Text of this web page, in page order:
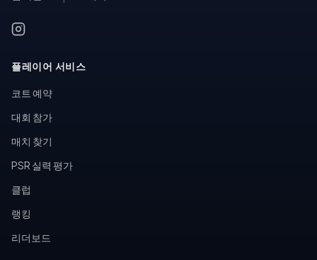
플레이어 서비스
코트 예약
대회 참가
매치 찾기
PSR 실력 평가
클럽
랭킹
리더보드